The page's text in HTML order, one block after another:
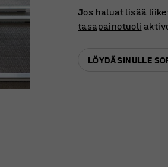
Jos haluat lisää
tasapainotuoli
LÖYDÄ SINULLE